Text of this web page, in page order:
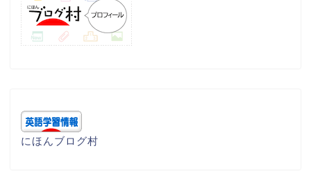
にほんブログ村